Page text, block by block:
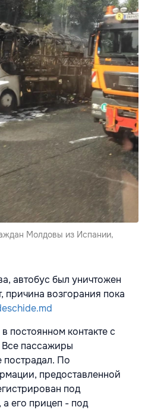
Молдовы из Испании,
автобус был уничтожен
причина возгорания пока
постоянном контакте с
Все пассажиры
пострадал. По
предоставленной
под
его прицеп - под